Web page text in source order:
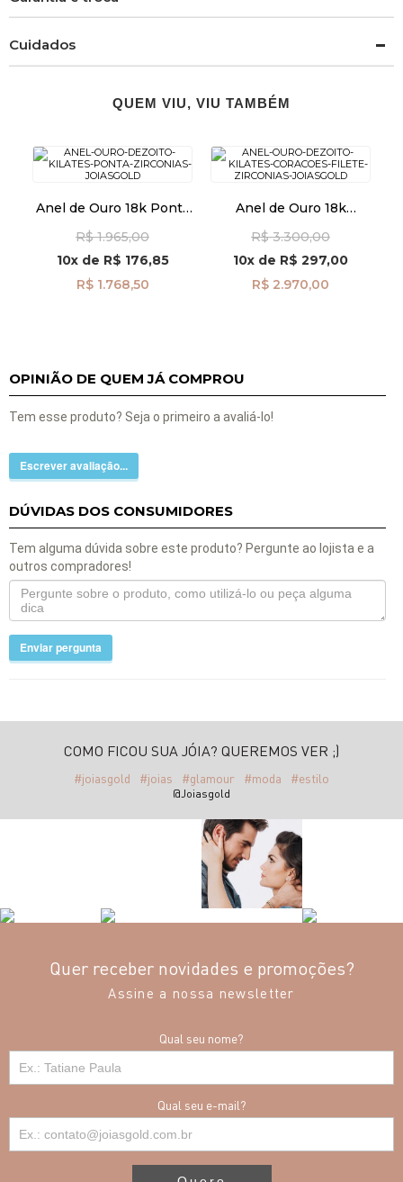
Cuidados
QUEM VIU, VIU TAMBÉM
Anel de Ouro 18k Ponta
R$ 1.965,00
10xde R$ 176,85
R$ 1.768,50
Anel de Ouro 18k
Zircônias an41964
R$ 3.300,00
10x de R$ 297,00
R$ 2.970,00
OPINIÃO DE QUEM JÁ COMPROU
Tem esse produto? Seja o primeiro a avaliá-lo!
Escrever avaliação...
DÚVIDAS DOS CONSUMIDORES
Tem alguma dúvida sobre este produto? Pergunte ao lojista e a
outros compradores!
Enviar pergunta
COMO FICOU SUA JÓIA? QUEREMOS VER ;)
#joiasgold #joias #glamour #moda #estilo
@Joiasgold
Quer receber novidades e promoções?
Assine a nossa newsletter
Qual seu nome?
Qual seu e-mail?